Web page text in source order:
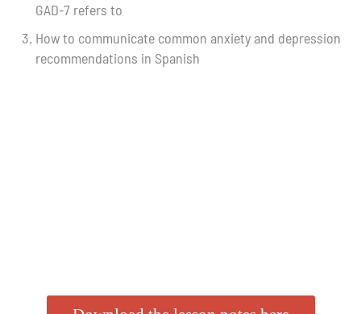
GAD-7 refers to
How to communicate common anxiety and depression
recommendations in Spanish